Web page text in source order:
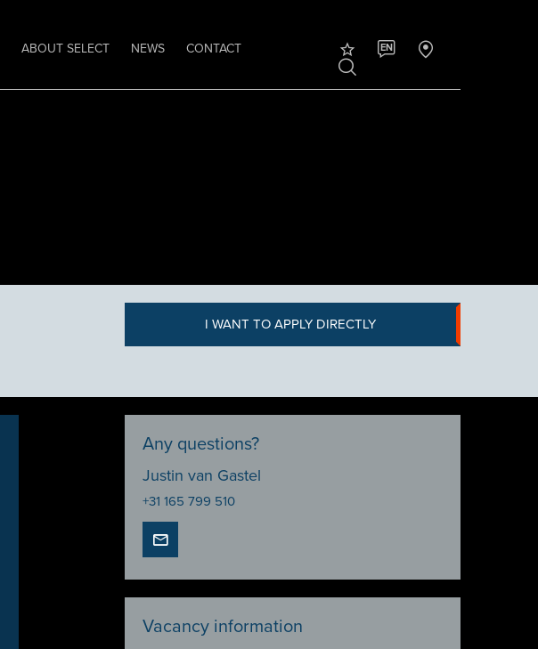
ABOUT SELECT NEWS
CONTACT
EN
I WANT TO APPLY DIRECTLY
Any questions?
Justin van Gastel
+31 165 799 510
Vacancy information